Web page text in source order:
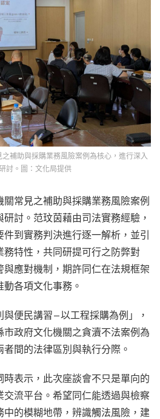
補助與採購業務風險案例為核心，進行深入
討。圖：文化局提供
關常見之補助與採購業務風險案例
討。范玟茵藉由司法實務經驗，
到實務判決進行逐一解析，並引
特性，共同研提可行之防弊對
應對機制，期許同仁在法規框架
各項文化事務。
便民講習—以工程採購為例」，
政府文化機關之貪瀆不法案例為
間的法律區別與執行分際。
表示，此次座談會不只是單向的
流平台。希望同仁能透過與檢察
中的模糊地帶，辨識觸法風險，建